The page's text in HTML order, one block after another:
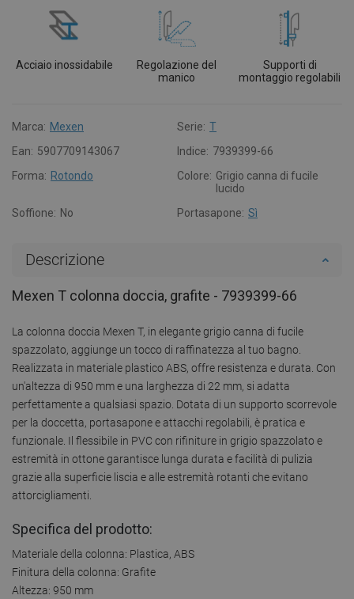
Acciaio inossidabile
Regolazione del
manico
Supporti di
montaggio regolabili
Marca: Mexen Serie: T
Ean: 5907709143067 Indice: 7939399-66
Forma: Rotondo Colore: Grigio canna di fucile
lucido
Soffione: No Portasapone: Sì
Descrizione
Mexen T colonna doccia, grafite - 7939399-66
La colonna doccia Mexen T, in elegante grigio canna di fucile
spazzolato, aggiunge un tocco di raffinatezza al tuo bagno.
Realizzata in materiale plastico ABS, offre resistenza e durata. Con
un'altezza di 950 mm e una larghezza di 22 mm, si adatta
perfettamente a qualsiasi spazio. Dotata di un supporto scorrevole
per la doccetta, portasapone e attacchi regolabili, è pratica e
funzionale. Il flessibile in PVC con rifiniture in grigio spazzolato e
estremità in ottone garantisce lunga durata e facilità di pulizia
grazie alla superficie liscia e alle estremità rotanti che evitano
attorcigliamenti.
Specifica del prodotto:
Materiale della colonna: Plastica, ABS
Finitura della colonna: Grafite
Altezza: 950 mm